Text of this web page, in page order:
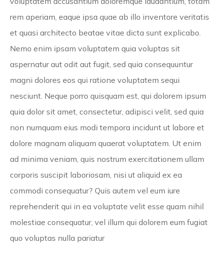
rem aperiam, eaque ipsa quae ab illo inventore veritatis
et quasi architecto beatae vitae dicta sunt explicabo.
Nemo enim ipsam voluptatem quia voluptas sit
aspernatur aut odit aut fugit, sed quia consequuntur
magni dolores eos qui ratione voluptatem sequi
nesciunt. Neque porro quisquam est, qui dolorem ipsum
quia dolor sit amet, consectetur, adipisci velit, sed quia
non numquam eius modi tempora incidunt ut labore et
dolore magnam aliquam quaerat voluptatem. Ut enim
ad minima veniam, quis nostrum exercitationem ullam
corporis suscipit laboriosam, nisi ut aliquid ex ea
commodi consequatur? Quis autem vel eum iure
reprehenderit qui in ea voluptate velit esse quam nihil
molestiae consequatur, vel illum qui dolorem eum fugiat
quo voluptas nulla pariatur